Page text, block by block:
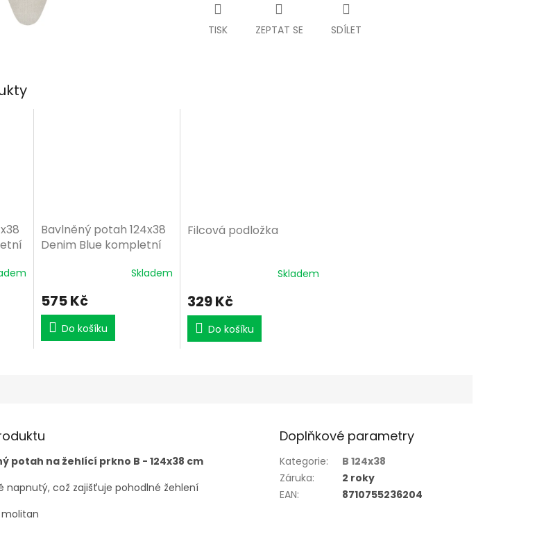
TISK ZEPTAT SE SDÍLET
Bavlněný potah 124x38
Denim Blue kompletní
Skladem
575 Kč
Do košíku
Filcová podložka
Skladem
329 Kč
Do košíku
potah na žehlící prkno B - 124x38 cm
napnutý, což zajišťuje pohodlné žehlení
molitan
Doplňkové parametry
Kategorie:
B 124x38
Záruka:
2 roky
EAN: 8710755236204